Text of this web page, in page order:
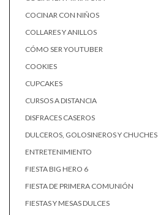
COCINAR CON NIÑOS
COLLARES Y ANILLOS
CÓMO SER YOUTUBER
COOKIES
CUPCAKES
CURSOS A DISTANCIA
DISFRACES CASEROS
DULCEROS, GOLOSINEROS Y CHUCHES
ENTRETENIMIENTO
FIESTA BIG HERO 6
FIESTA DE PRIMERA COMUNIÓN
FIESTAS Y MESAS DULCES